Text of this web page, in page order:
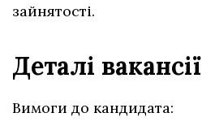
зайнятості.
Деталі вакансії
Вимоги до кандидата: